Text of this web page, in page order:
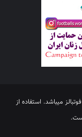
میباشد. استفاده از